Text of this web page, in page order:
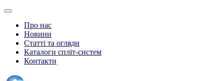
Про нас
Новини
Статті та огляди
Каталоги спліт-систем
Контакти